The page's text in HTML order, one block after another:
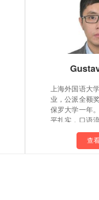
上海外国语大
业，公派全额
保罗大学一年
平扎实，口语
葡。有丰富商
担任巴西卫
译，国家汉办
查